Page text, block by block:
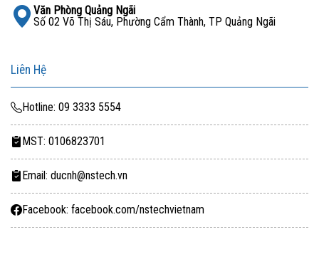
Văn Phòng Quảng Ngãi
Số 02 Võ Thị Sáu, Phường Cẩm Thành, TP Quảng Ngãi
Liên Hệ
Hotline: 09 3333 5554
MST: 0106823701
Email: ducnh@nstech.vn
Facebook: facebook.com/nstechvietnam